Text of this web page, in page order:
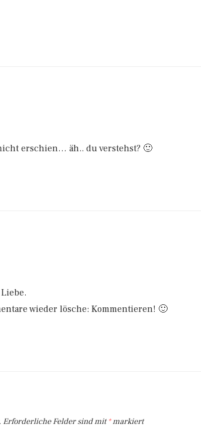
erschien… äh.. du verstehst? 🙂
wieder lösche: Kommentieren! 🙂
Erforderliche Felder sind mit*markiert